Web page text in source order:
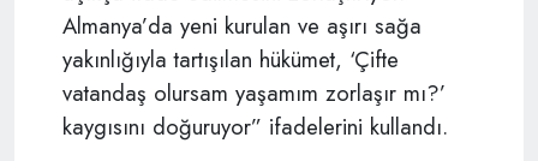
Almanya’da yeni kurulan ve aşırı sağa
yakınlığıyla tartışılan hükümet, ‘Çifte
vatandaş olursam yaşamım zorlaşır mı?’
kaygısını doğuruyor” ifadelerini kullandı.